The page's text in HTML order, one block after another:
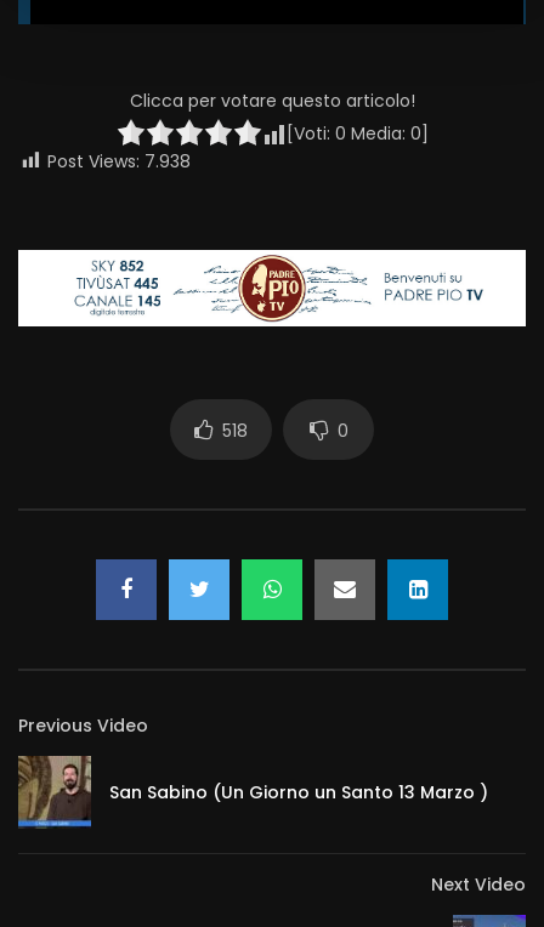
Clicca per votare questo articolo!
[Voti: 0 Media: 0]
Post Views: 7.938
518 0
Previous Video
San Sabino (Un Giorno un Santo 13 Marzo )
Next Video